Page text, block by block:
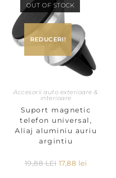
OUT OF STOCK
REDUCERI!
Accesorii auto exterioare &
interioare
Suport magnetic
telefon universal,
Aliaj aluminiu auriu
argintiu
19,88LEI 17,88 lei